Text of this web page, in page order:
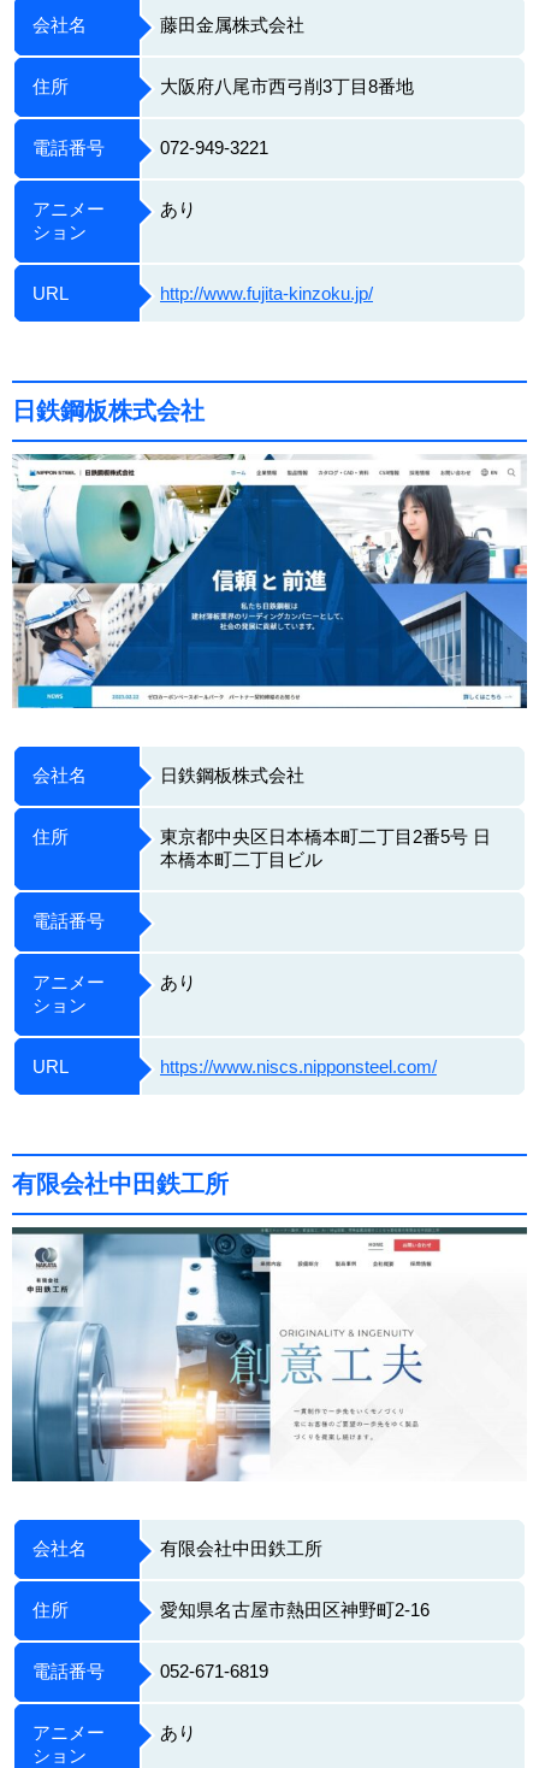
会社名 藤田金属株式会社
住所 大阪府八尾市西弓削3丁目8番地
電話番号 072-949-3221
アニメー
ション
あり
URL http://www.fujita-kinzoku.jp/
日鉄鋼板株式会社
会社名 日鉄鋼板株式会社
住所
東京都中央区日本橋本町二丁目2番5号 日
本橋本町二丁目ビル
電話番号
アニメー
ション
あり
URL https://www.niscs.nipponsteel.com/
有限会社中田鉄工所
会社名 有限会社中田鉄工所
住所 愛知県名古屋市熱田区神野町2-16
電話番号 052-671-6819
アニメー
ション
あり